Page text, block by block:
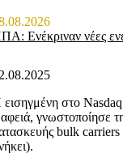
Ενέκριναν νέες
στο
γνωστοποίησε
bulk